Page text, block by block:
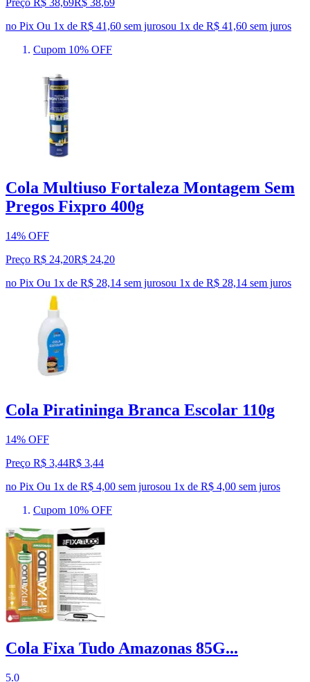
Preço R$ 38,69R$ 38,69
no Pix Ou 1x de R$ 41,60 sem jurosou 1x de R$ 41,60 sem juros
Cupom 10% OFF
Cola Multiuso Fortaleza Montagem Sem
Pregos Fixpro 400g
14% OFF
Preço R$ 24,20R$ 24,20
no Pix Ou 1x de R$ 28,14 sem jurosou 1x de R$ 28,14 sem juros
Cola Piratininga Branca Escolar 110g
14% OFF
Preço R$ 3,44R$ 3,44
no Pix Ou 1x de R$ 4,00 sem jurosou 1x de R$ 4,00 sem juros
Cupom 10% OFF
Cola Fixa Tudo Amazonas 85G...
5.0